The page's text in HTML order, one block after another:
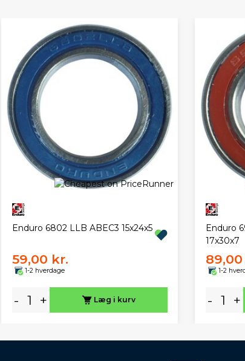
Enduro 6802 LLB ABEC3 15x24x5
59,00 kr.
1-2 hverdage
- + Læg i kurv
Enduro
17x30x7
1-2
- +